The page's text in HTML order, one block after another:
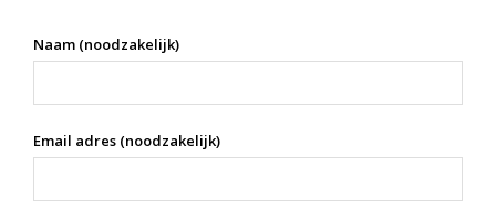
Naam (noodzakelijk)
Email adres (noodzakelijk)